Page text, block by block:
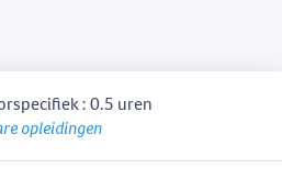
: 0.5 uren
opleidingen